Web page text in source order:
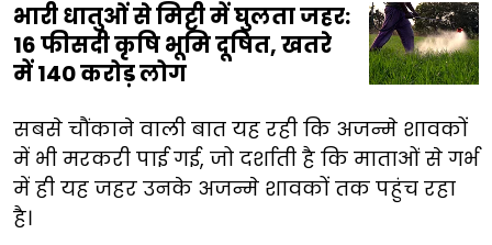
भारी धातुओं से मिट्टी में घुलता जहर:
16 फीसदी कृषि भूमि दूषित, खतरे
में 140 करोड़ लोग
सबसे चौंकाने वाली बात यह रही कि अजन्मे शावकों
में भी मरकरी पाई गई, जो दर्शाती है कि माताओं से गर्भ
में ही यह जहर उनके अजन्मे शावकों तक पहुंच रहा
है।